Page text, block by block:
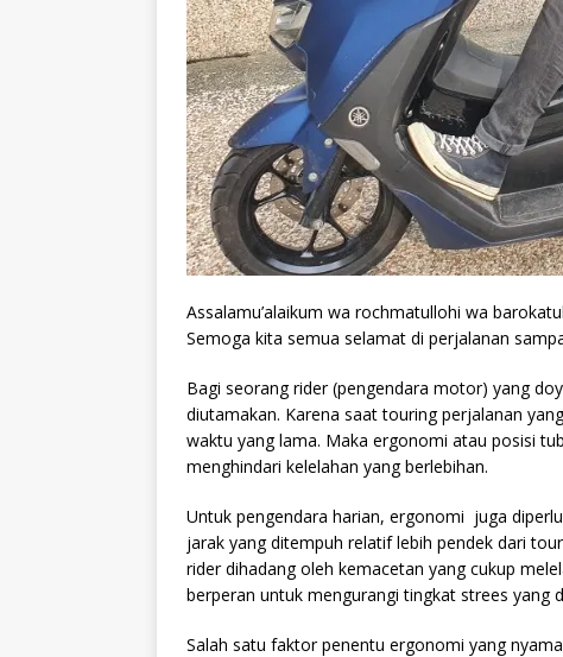
Assalamu’alaikum wa rochmatullohi wa
Semoga kita semua selamat di perjalanan
Bagi seorang rider (pengendara motor) yang
diutamakan. Karena saat touring perjalanan
waktu yang lama. Maka ergonomi atau posisi
menghindari kelelahan yang berlebihan.
Untuk pengendara harian, ergonomi juga
jarak yang ditempuh relatif lebih pendek dari
rider dihadang oleh kemacetan yang cukup
berperan untuk mengurangi tingkat strees yang
Salah satu faktor penentu ergonomi yang